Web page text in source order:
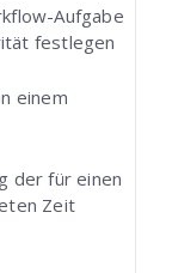
Aufgabe
festlegen
einem
der für einen
Zeit